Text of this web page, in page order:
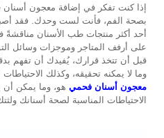
إذا كنت تفكر في إضافة معجون
بصحة الفم، فأنت لست وحدك. فقد
أحد أكثر منتجات طب الأسنان مناقشةً
على أرفف المتاجر وموجزات وسائل
قبل أن تتخذ قرارك، يُفيدك أن تفهم
وما لا يمكنه تحقيقه، وكذلك
معجون أسنان فحمي هو، وما يمكن أن
الاحتياطات المناسبة لصحة أسنانك